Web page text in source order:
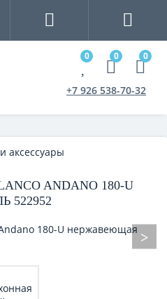
0 0 0
+7 926 538-70-32
аксессуары
ANDANO 180-U